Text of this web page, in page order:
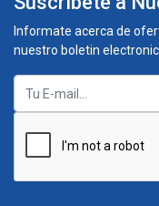
Informate acerca de
nuestro boletin